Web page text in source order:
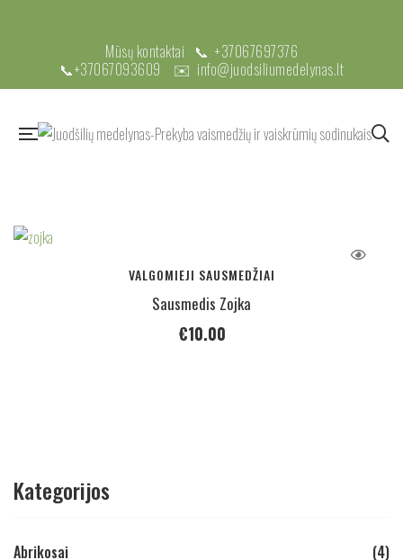
Mūsų kontaktai 📞 +37067697376
📞+37067093609 ✉️ info@juodsiliumedelynas.lt
VALGOMIEJI SAUSMEDŽIAI
Sausmedis Zojka
€10.00
Kategorijos
Abrikosai
(4)